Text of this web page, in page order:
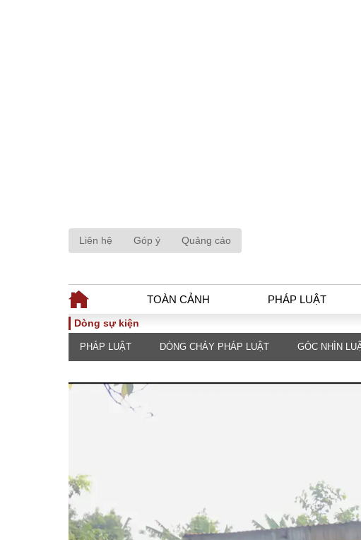
Liên hệ Góp ý Quảng cáo
TOÀN CẢNH PHÁP LUẬT
TOÀN CẢNH
Chính sách
Sự kiện
PHÁP LUẬT
Dòng sự kiện
PHÁP LUẬT DÒNG CHẢY PHÁP LUẬT GÓC NHÌN